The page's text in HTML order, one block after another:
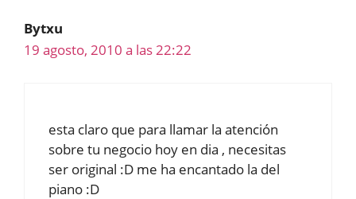
Bytxu
19 agosto, 2010 a las 22:22
esta claro que para llamar la atención
sobre tu negocio hoy en dia , necesitas
ser original :D me ha encantado la del
piano :D